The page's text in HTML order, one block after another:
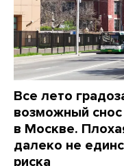
Все лето
возможный
в Москве.
далеко не
риска